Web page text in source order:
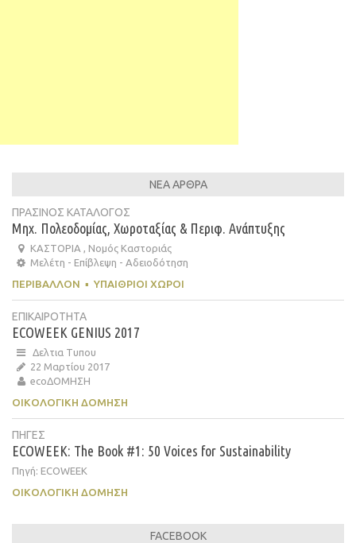
ΝΕΑ ΑΡΘΡΑ
ΠΡΑΣΙΝΟΣ ΚΑΤΑΛΟΓΟΣ
Μηχ. Πολεοδομίας, Χωροταξίας & Περιφ. Ανάπτυξης
ΚΑΣΤΟΡΙΑ , Νομός Καστοριάς
Μελέτη - Επίβλεψη - Αδειοδότηση
ΠΕΡΙΒΆΛΛΟΝ ▪ ΥΠΑΊΘΡΙΟΙ ΧΏΡΟΙ
ΕΠΙΚΑΙΡΟΤΗΤΑ
ECOWEEK GENIUS 2017
Δελτια Τυπου
22 Μαρτίου 2017
ecoΔΟΜΗΣΗ
ΟΙΚΟΛΟΓΙΚΉ ΔΌΜΗΣΗ
ΠΗΓΕΣ
ECOWEEK: The Book #1: 50 Voices for Sustainability
Πηγή: ECOWEEK
ΟΙΚΟΛΟΓΙΚΉ ΔΌΜΗΣΗ
FACEBOOK